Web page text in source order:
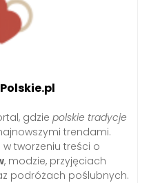
gdzie polskie tradycje
trendami.
tworzeniu treści o
, modzie, przyjęciach
podróżach poślubnych.